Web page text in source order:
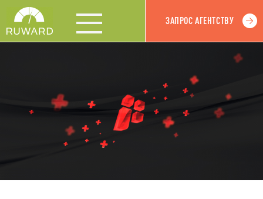
ЗАПРОС АГЕНТСТВУ